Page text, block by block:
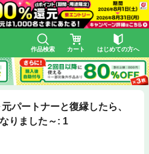
作品検索 カート はじめての方へ
パートナーと復縁したら、
りました～: 1